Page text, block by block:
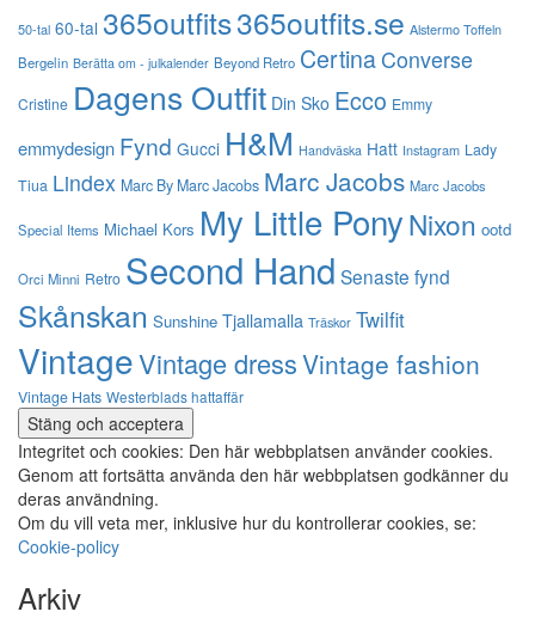
50-tal 60-tal 365outfits365outfits.se Alstermo Toffeln
Bergelin Berätta om - julkalender Beyond Retro CertinaConverse
Cristine Dagens Outfit Din Sko Ecco Emmy
emmydesign Fynd Gucci H&M Handväska Hatt Instagram Lady
Tiua Lindex Marc By Marc Jacobs Marc Jacobs Marc Jacobs
Special Items Michael Kors My Little PonyNixon ootd
Orci Minni Retro Second Hand Senaste fynd
Skånskan Sunshine Tjallamalla Träskor Twilfit
VintageVintage dressVintage fashion
Vintage Hats Westerblads hattaffär
Integritet och cookies: Den här webbplatsen använder cookies.
Genom att fortsätta använda den här webbplatsen godkänner du
deras användning.
Om du vill veta mer, inklusive hur du kontrollerar cookies, se:
Cookie-policy
Arkiv